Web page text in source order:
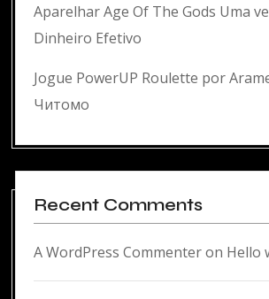
Aparelhar Age Of The Gods Uma
Dinheiro Efetivo
Jogue PowerUP Roulette por
Читомо
Recent Comments
A WordPress Commenteron Hello